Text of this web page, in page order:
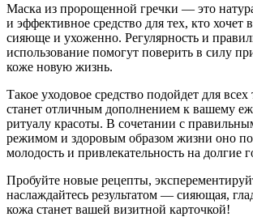
Маска из пророщенной гречки — это
и эффективное средство для тех, кто хочет
сияюще и ухоженно. Регулярность и
использование помогут поверить в силу
коже новую жизнь.
Такое уходовое средство подойдет для
станет отличным дополнением к вашему
ритуалу красоты. В сочетании с
режимом и здоровым образом жизни оно
молодость и привлекательность на долгие
Пробуйте новые рецепты,
наслаждайтесь результатом — сияющая,
кожа станет вашей визитной карточкой!